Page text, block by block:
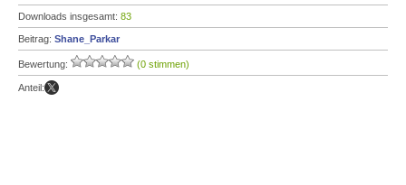
Downloads insgesamt: 83
Beitrag: Shane_Parkar
Bewertung: (0 stimmen)
Anteil: